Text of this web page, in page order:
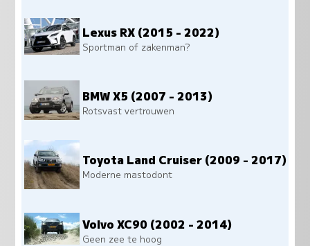
Lexus RX (2015 - 2022)
Sportman of zakenman?
BMW X5 (2007 - 2013)
Rotsvast vertrouwen
Toyota Land Cruiser (2009 - 2017)
Moderne mastodont
Volvo XC90 (2002 - 2014)
Geen zee te hoog